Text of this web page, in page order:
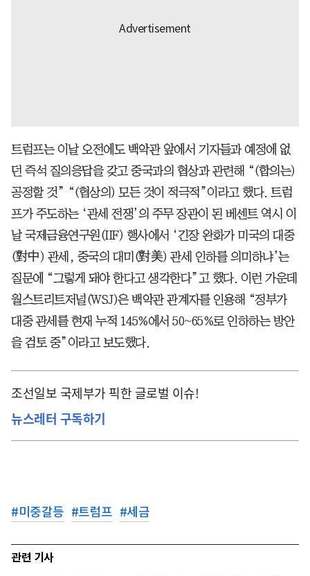
트럼프는 이날 오전에도 백악관 앞에서 기자들과 예정에 없
던 즉석 질의응답을 갖고 중국과의 협상과 관련해 “(합의는)
공정할 것” “(협상의) 모든 것이 적극적”이라고 했다. 트럼
프가 주도하는 ‘관세 전쟁’의 주무 장관이 된 베센트 역시 이
날 국제금융연구원(IIF) 행사에서 ‘긴장 완화가 미국의 대중
(對中) 관세, 중국의 대미(對美) 관세 인하를 의미하냐’는
질문에 “그렇게 돼야 한다고 생각한다”고 했다. 이런 가운데
월스트리트저널(WSJ)은 백악관 관계자를 인용해 “정부가
대중 관세를 현재 누적 145%에서 50~65%로 인하하는 방안
을 검토 중”이라고 보도했다.
조선일보 국제부가 픽한 글로벌 이슈!
뉴스레터 구독하기
#미중갈등 #트럼프 #세금
관련 기사